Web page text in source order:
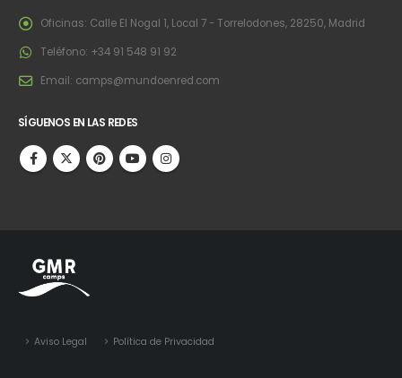
Oficinas: Calle El Nogal 1, Local 7 - Torrelodones, 28250, Madrid
Teléfono: +34 91 548 91 92
Email: camps@mundoenred.com
SÍGUENOS EN LAS REDES
Aviso Legal Política de Privacidad